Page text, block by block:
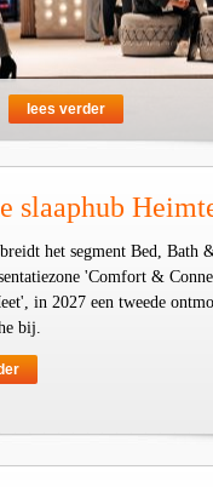
lees verder
slaaphub
het segment Bed, Bath
'Comfort &
in 2027 een tweede
bij.